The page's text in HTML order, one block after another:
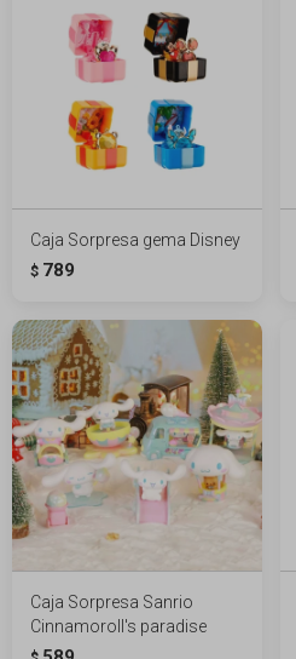
Caja Sorpresa gema Disney
$ 789
Caja Sorpresa Sanrio
Cinnamoroll's paradise